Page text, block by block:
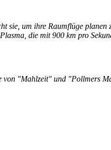
sie, um ihre Raumflüge planen
die mit 900 km pro
von "Mahlzeit" und "Pollmers